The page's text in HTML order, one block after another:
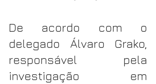
De acordo com o
delegado Álvaro Grako,
responsável pela
investigação em